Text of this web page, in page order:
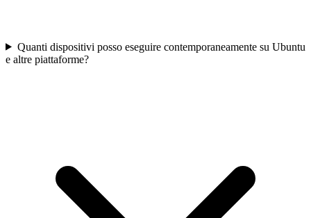
Quanti dispositivi posso eseguire contemporaneamente su Ubuntu
e altre piattaforme?